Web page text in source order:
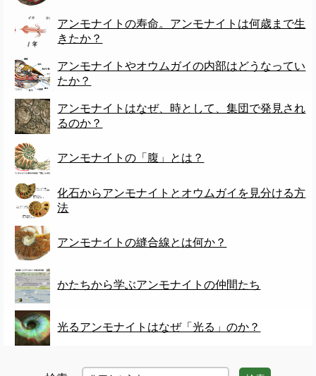
アンモナイトの寿命。アンモナイトは何歳まで生
きたか？
アンモナイトやオウムガイの内部はどうなってい
たか？
アンモナイトはなぜ、時として、集団で発見され
るのか？
アンモナイトの「腹」とは？
化石からアンモナイトとオウムガイを見分ける方
法
アンモナイトの縫合線とは何か？
かたちから学ぶアンモナイトの仲間たち
光るアンモナイトはなぜ「光る」のか？